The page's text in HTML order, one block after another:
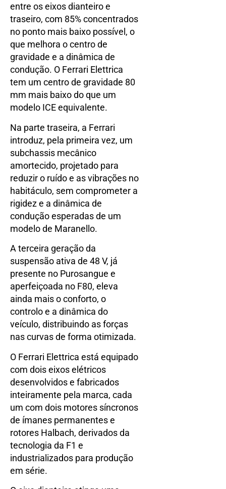
entre os eixos dianteiro e
traseiro, com 85% concentrados
no ponto mais baixo possível, o
que melhora o centro de
gravidade e a dinâmica de
condução. O Ferrari Elettrica
tem um centro de gravidade 80
mm mais baixo do que um
modelo ICE equivalente.
Na parte traseira, a Ferrari
introduz, pela primeira vez, um
subchassis mecânico
amortecido, projetado para
reduzir o ruído e as vibrações no
habitáculo, sem comprometer a
rigidez e a dinâmica de
condução esperadas de um
modelo de Maranello.
A terceira geração da
suspensão ativa de 48 V, já
presente no Purosangue e
aperfeiçoada no F80, eleva
ainda mais o conforto, o
controlo e a dinâmica do
veículo, distribuindo as forças
nas curvas de forma otimizada.
O Ferrari Elettrica está equipado
com dois eixos elétricos
desenvolvidos e fabricados
inteiramente pela marca, cada
um com dois motores síncronos
de ímanes permanentes e
rotores Halbach, derivados da
tecnologia da F1 e
industrializados para produção
em série.